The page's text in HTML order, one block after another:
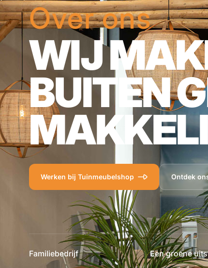
Over ons
WIJ
BUITEN
Werken bij Tuinmeubelshop Ontdek
Familiebedrijf Een groene